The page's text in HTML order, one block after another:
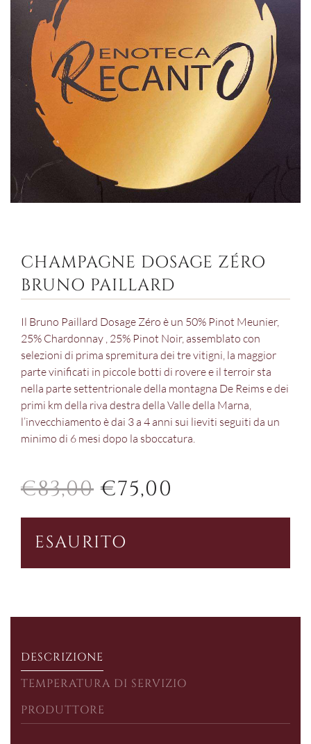
CHAMPAGNE DOSAGE ZÉRO
BRUNO PAILLARD
Il Bruno Paillard Dosage Zéro è un 50% Pinot Meunier,
25% Chardonnay , 25% Pinot Noir, assemblato con
selezioni di prima spremitura dei tre vitigni, la maggior
parte vinificati in piccole botti di rovere e il terroir sta
nella parte settentrionale della montagna De Reims e dei
primi km della riva destra della Valle della Marna,
l’invecchiamento è dai 3 a 4 anni sui lieviti seguiti da un
minimo di 6 mesi dopo la sboccatura.
€83,00 IL
PREZZO
ORIGINALE
ERA:
€75,00
PREZZO
È:
ESAURITO
DESCRIZIONE
TEMPERATURA DI SERVIZIO
PRODUTTORE